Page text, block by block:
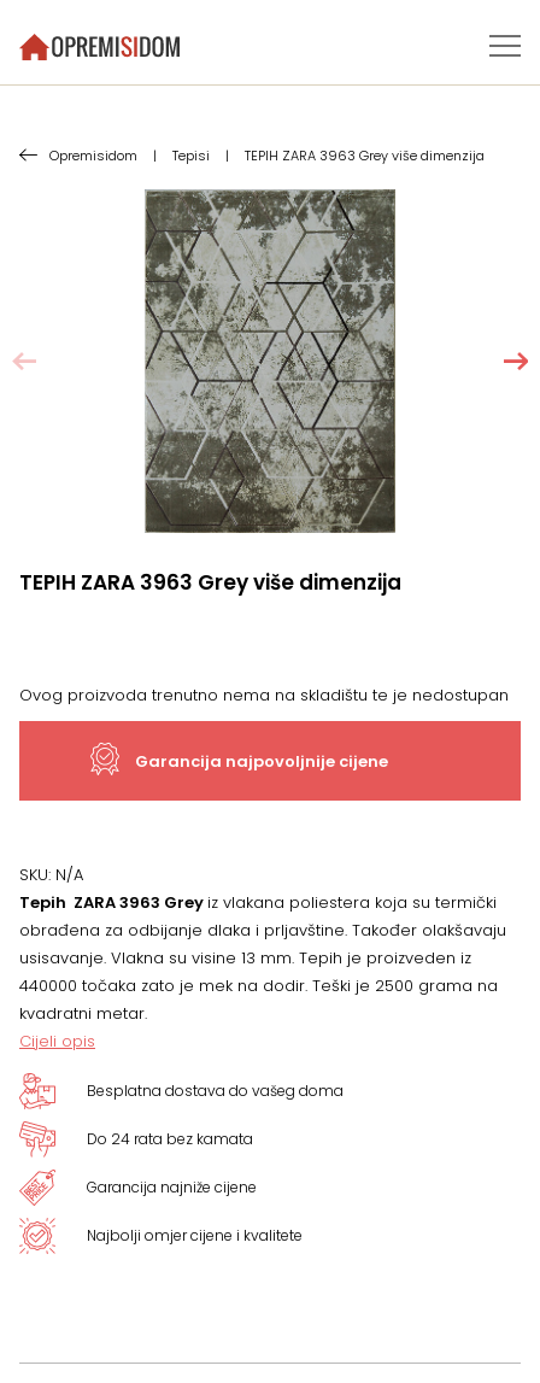
Opremisidom | Tepisi | TEPIH ZARA 3963 Grey više dimenzija
TEPIH ZARA 3963 Grey više dimenzija
Ovog proizvoda trenutno nema na skladištu te je nedostupan
Garancija najpovoljnije cijene
SKU: N/A
Tepih ZARA 3963 Grey iz vlakana poliestera koja su termički
obrađena za odbijanje dlaka i prljavštine. Također olakšavaju
usisavanje. Vlakna su visine 13 mm. Tepih je proizveden iz
440000 točaka zato je mek na dodir. Teški je 2500 grama na
kvadratni metar.
Cijeli opis
Besplatna dostava do vašeg doma
Do 24 rata bez kamata
Garancija najniže cijene
Najbolji omjer cijene i kvalitete